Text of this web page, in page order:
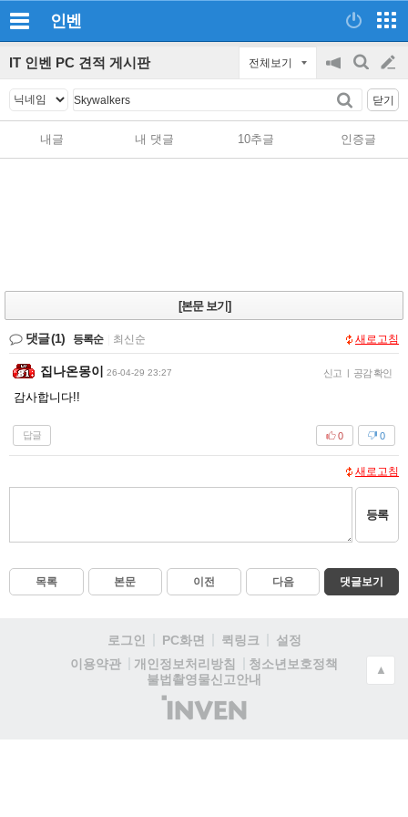
인벤
IT 인벤 PC 견적 게시판 전체보기
공
지
on/off
검
글
쓰
닫기
내글 내 댓글 10추글 인증글
[본문 보기]
댓글(1) 등록순 최신순 새로고침
집나온몽이 26-04-29 23:27 신고 | 공감 확인
감사합니다!!
답글 0
0
새로고침
등록
목록 본문 이전 다음 댓글보기
로그인 PC화면 퀵링크
설정
이용약관
개인정보처리방침
청소년보호정책
불법촬영물신고안내
(주)
인
▲